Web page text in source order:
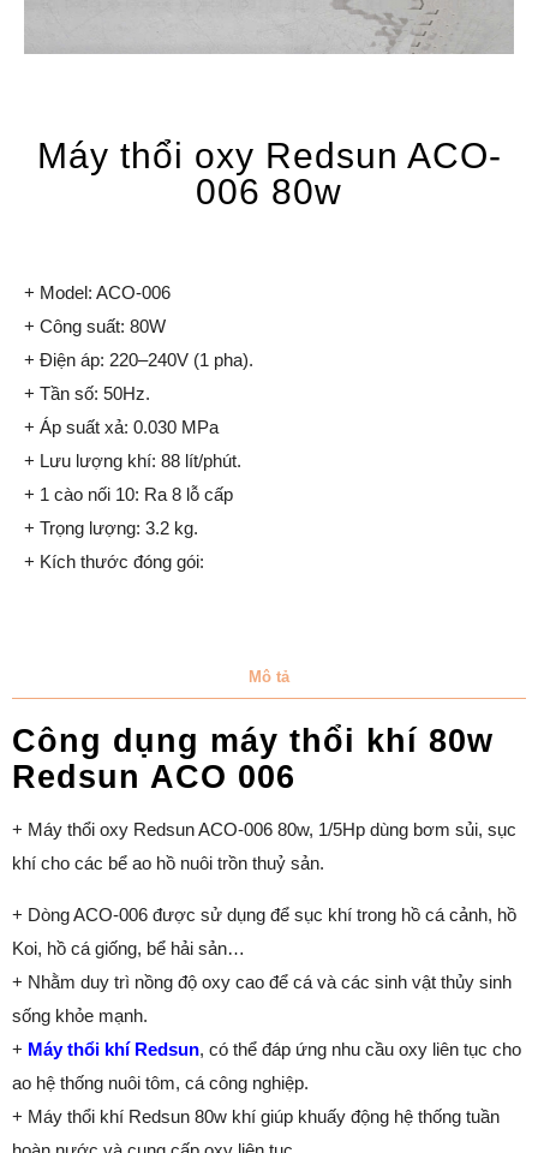
Máy thổi oxy Redsun ACO-
006 80w
+ Model: ACO-006
+ Công suất: 80W
+ Điện áp: 220–240V (1 pha).
+ Tần số: 50Hz.
+ Áp suất xả: 0.030 MPa
+ Lưu lượng khí: 88 lít/phút.
+ 1 cào nối 10: Ra 8 lỗ cấp
+ Trọng lượng: 3.2 kg.
+ Kích thước đóng gói:
Mô tả
Công dụng máy thổi khí 80w
Redsun ACO 006
+ Máy thổi oxy Redsun ACO-006 80w, 1/5Hp dùng bơm sủi, sục
khí cho các bể ao hồ nuôi trồn thuỷ sản.
+ Dòng ACO-006 được sử dụng để sục khí trong hồ cá cảnh, hồ
Koi, hồ cá giống, bể hải sản…
+ Nhằm duy trì nồng độ oxy cao để cá và các sinh vật thủy sinh
sống khỏe mạnh.
+ Máy thổi khí Redsun, có thể đáp ứng nhu cầu oxy liên tục cho
ao hệ thống nuôi tôm, cá công nghiệp.
+ Máy thổi khí Redsun 80w khí giúp khuấy động hệ thống tuần